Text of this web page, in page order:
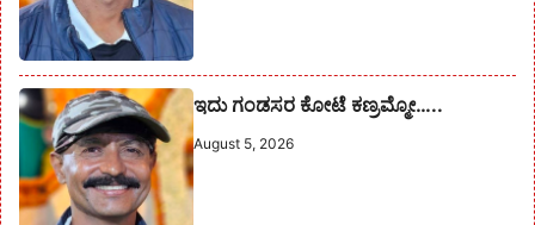
ಇದು ಗಂಡಸರ ಕೋಟೆ ಕಣ್ರಮ್ಮೋ…..
August 5, 2026